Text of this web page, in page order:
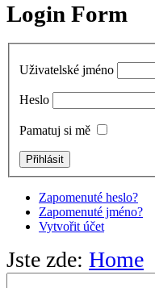
Login Form
Uživatelské jméno
Heslo
Pamatuj si mě
Zapomenuté heslo?
Zapomenuté jméno?
Vytvořit účet
Jste zde: Home